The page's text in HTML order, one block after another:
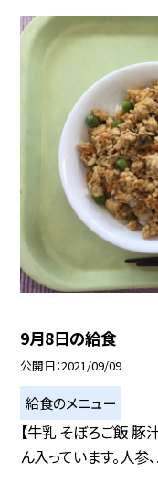
9月8日の給食
公開日 2021/09/09
給食のメニュー
【牛乳 そぼろご飯 豚
ん入っています。人参